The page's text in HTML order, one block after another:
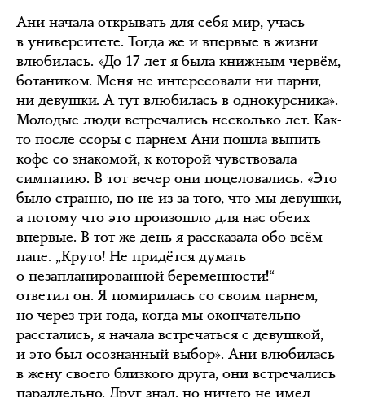
Ани начала открывать для себя мир, учась
в университете. Тогда же и впервые в жизни
влюбилась. «До 17 лет я была книжным червём,
ботаником. Меня не интересовали ни парни,
ни девушки. А тут влюбилась в однокурсника».
Молодые люди встречались несколько лет. Как-
то после ссоры с парнем Ани пошла выпить
кофе со знакомой, к которой чувствовала
симпатию. В тот вечер они поцеловались. «Это
было странно, но не из-за того, что мы девушки,
а потому что это произошло для нас обеих
впервые. В тот же день я рассказала обо всём
папе. „Круто! Не придётся думать
о незапланированной беременности!“ —
ответил он. Я помирилась со своим парнем,
но через три года, когда мы окончательно
расстались, я начала встречаться с девушкой,
и это был осознанный выбор». Ани влюбилась
в жену своего близкого друга, они встречались